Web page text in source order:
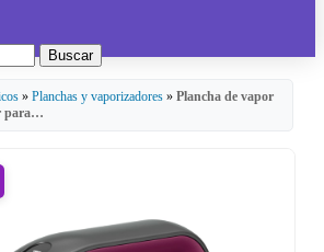
» Planchas y vaporizadores » Plancha de vapor
para…